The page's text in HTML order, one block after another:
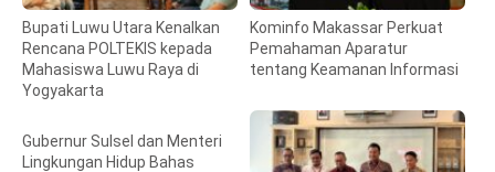
Bupati Luwu Utara Kenalkan
Rencana POLTEKIS kepada
Mahasiswa Luwu Raya di
Yogyakarta
Kominfo Makassar Perkuat
Pemahaman Aparatur
tentang Keamanan Informasi
Gubernur Sulsel dan Menteri
Lingkungan Hidup Bahas